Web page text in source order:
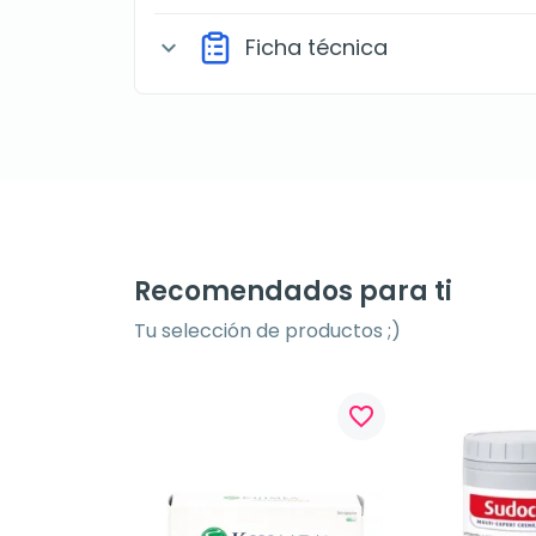
expand_more Ficha técnica
Recomendados para ti
Tu selección de productos ;)
favorite_border